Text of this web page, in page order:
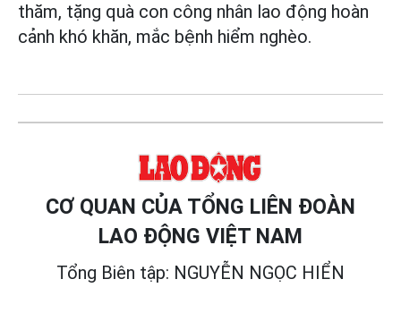
thăm, tặng quà con công nhân lao động hoàn
cảnh khó khăn, mắc bệnh hiểm nghèo.
CƠ QUAN CỦA TỔNG LIÊN ĐOÀN
LAO ĐỘNG VIỆT NAM
Tổng Biên tập: NGUYỄN NGỌC HIỂN